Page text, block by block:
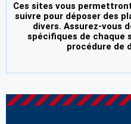
Ces sites vous
suivre pour déposer des
divers. Assurez-vous
spécifiques de chaque
procédure de